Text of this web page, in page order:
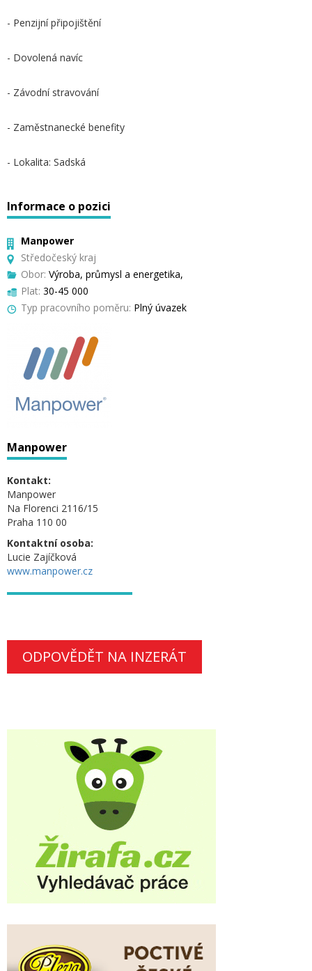
- Penzijní připojištění
- Dovolená navíc
- Závodní stravování
- Zaměstnanecké benefity
- Lokalita: Sadská
Informace o pozici
Manpower
Středočeský kraj
Obor: Výroba, průmysl a energetika,
Plat: 30-45 000
Typ pracovního poměru: Plný úvazek
Manpower
Kontakt:
Manpower
Na Florenci 2116/15
Praha 110 00
Kontaktní osoba:
Lucie Zajíčková
www.manpower.cz
ODPOVĚDĚT NA INZERÁT